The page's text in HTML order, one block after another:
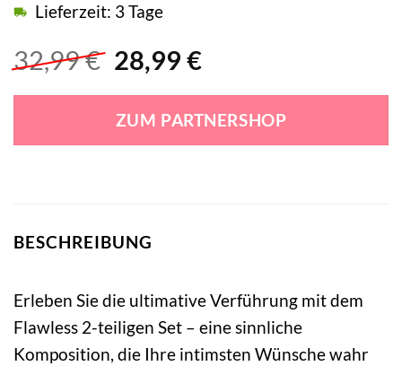
32,99€ Ursprünglicher
war:
32,99 €
28,99 €Aktueller
ist:
28,99 €.
Lieferzeit: 3 Tage
ZUM PARTNERSHOP
BESCHREIBUNG
Erleben Sie die ultimative Verführung mit dem
Flawless 2-teiligen Set – eine sinnliche
Komposition, die Ihre intimsten Wünsche wahr